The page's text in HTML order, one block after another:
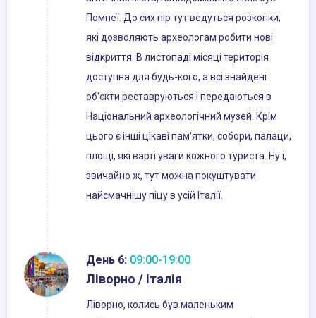
Помпеї. До сих пір тут ведуться розкопки,
які дозволяють археологам робити нові
відкриття. В листопаді місяці територія
доступна для будь-кого, а всі знайдені
об'єкти реставруються і передаються в
Національний археологічний музей. Крім
цього є інші цікаві пам'ятки, собори, палаци,
площі, які варті уваги кожного туриста. Ну і,
звичайно ж, тут можна покуштувати
найсмачнішу піцу в усій Італії.
День 6: 09:00-19:00
Ліворно / Італія
Ліворно, колись був маленьким